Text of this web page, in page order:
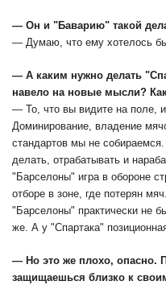
— Он и "Баварию" такой
— Думаю, что ему хотелось
— А каким нужно делать
навело на новые мысли?
— То, что вы видите на поле,
Доминирование, владение
стандартов мы не
делать, отрабатывать и
"Барселоны" игра в обороне
отборе в зоне, где потерян
"Барселоны" практически не
же. А у "Спартака"
— Но это же плохо, опасно.
защищаешься близко к